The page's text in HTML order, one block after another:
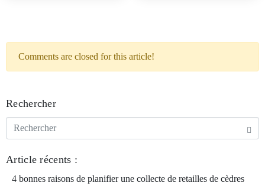
Comments are closed for this article!
Rechercher
Article récents :
4 bonnes raisons de planifier une collecte de retailles de cèdres